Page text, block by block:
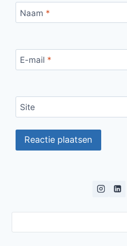
Naam *
E-mail *
Site